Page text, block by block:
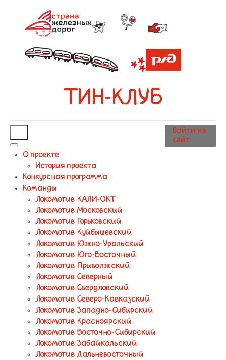
ТИН-КЛУБ
О проекте
История проекта
Конкурсная программа
Команды
Локомотив КАЛИ-ОКТ
Локомотив Московский
Локомотив Горьковский
Локомотив Куйбышевский
Локомотив Южно-Уральский
Локомотив Юго-Восточный
Локомотив Приволжский
Локомотив Северный
Локомотив Свердловский
Локомотив Северо-Кавказский
Локомотив Западно-Сибирский
Локомотив Красноярский
Локомотив Восточно-Сибирский
Локомотив Забайкальский
Локомотив Дальневосточный
Войти на
сайт